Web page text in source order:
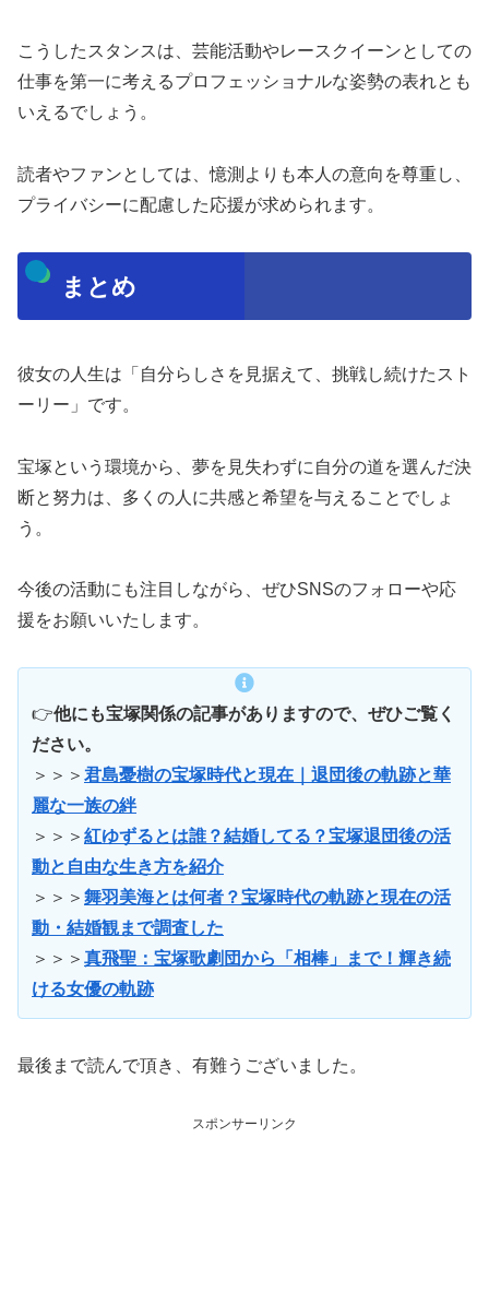
こうしたスタンスは、芸能活動やレースクイーンとしての
仕事を第一に考えるプロフェッショナルな姿勢の表れとも
いえるでしょう。
読者やファンとしては、憶測よりも本人の意向を尊重し、
プライバシーに配慮した応援が求められます。
まとめ
彼女の人生は「自分らしさを見据えて、挑戦し続けたスト
ーリー」です。
宝塚という環境から、夢を見失わずに自分の道を選んだ決
断と努力は、多くの人に共感と希望を与えることでしょ
う。
今後の活動にも注目しながら、ぜひSNSのフォローや応
援をお願いいたします。
👉他にも宝塚関係の記事がありますので、ぜひご覧く
ださい。
＞＞＞ 君島憂樹の宝塚時代と現在｜退団後の軌跡と華
麗な一族の絆
＞＞＞ 紅ゆずるとは誰？結婚してる？宝塚退団後の活
動と自由な生き方を紹介
＞＞＞ 舞羽美海とは何者？宝塚時代の軌跡と現在の活
動・結婚観まで調査した
＞＞＞ 真飛聖：宝塚歌劇団から「相棒」まで！輝き続
ける女優の軌跡
最後まで読んで頂き、有難うございました。
スポンサーリンク